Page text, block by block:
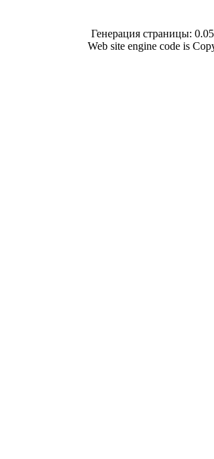
Генерация страницы:
Web site engine code is